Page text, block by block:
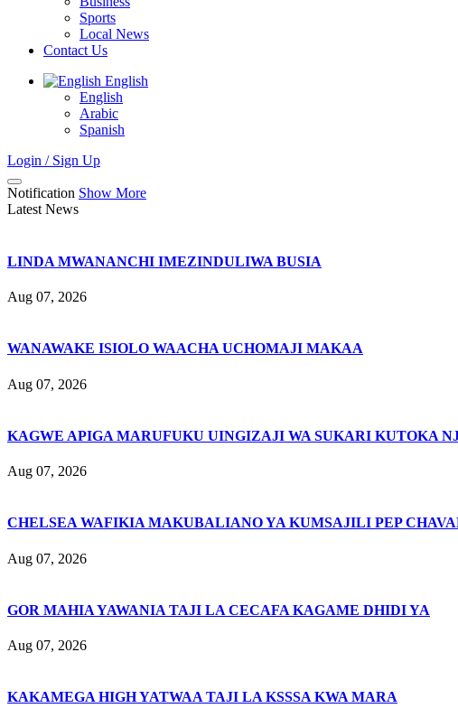
Sports
Local News
Contact Us
English
English
Arabic
Spanish
Login / Sign Up
Notification Show More
Latest News
LINDA MWANANCHI IMEZINDULIWA BUSIA
Aug 07, 2026
WANAWAKE ISIOLO WAACHA UCHOMAJI MAKAA
Aug 07, 2026
KAGWE APIGA MARUFUKU UINGIZAJI WA SUKARI KUTOKA
Aug 07, 2026
CHELSEA WAFIKIA MAKUBALIANO YA KUMSAJILI PEP
Aug 07, 2026
GOR MAHIA YAWANIA TAJI LA CECAFA KAGAME DHIDI YA
Aug 07, 2026
KAKAMEGA HIGH YATWAA TAJI LA KSSSA KWA MARA